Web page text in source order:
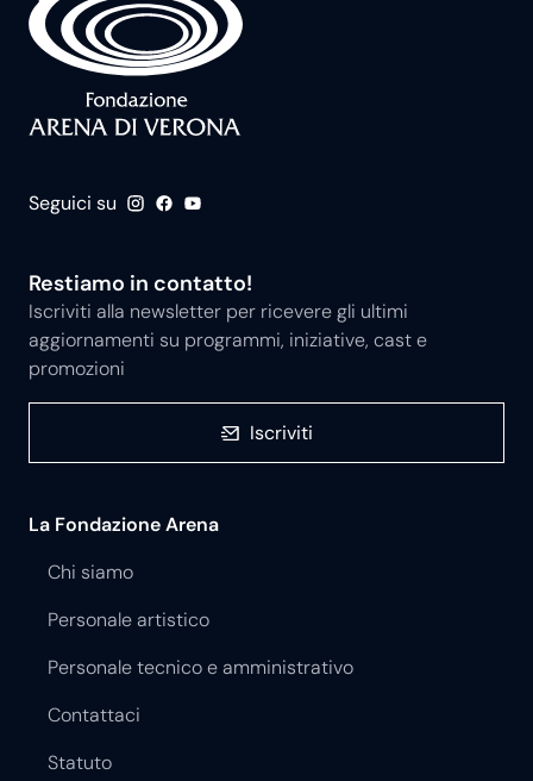
Seguici su
Restiamo in contatto!
Iscriviti alla newsletter per ricevere gli ultimi
aggiornamenti su programmi, iniziative, cast e
promozioni
Iscriviti
La Fondazione Arena
Chi siamo
Personale artistico
Personale tecnico e amministrativo
Contattaci
Statuto